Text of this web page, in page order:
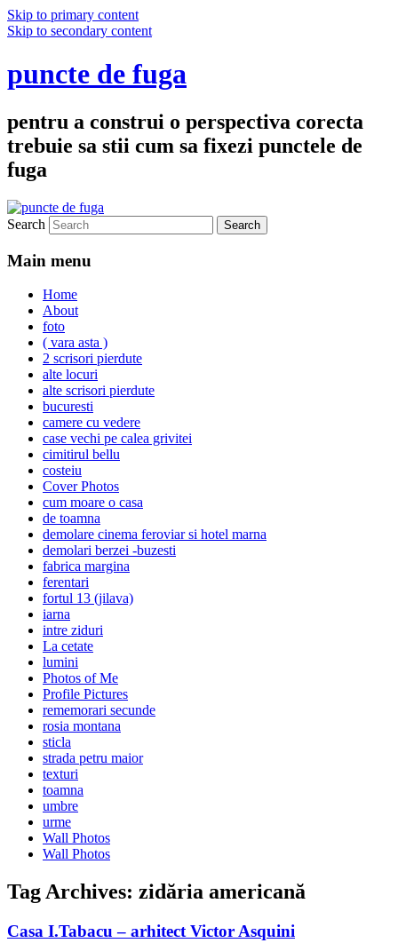
Skip to primary content
Skip to secondary content
puncte de fuga
pentru a construi o perspectiva corecta
trebuie sa stii cum sa fixezi punctele de
fuga
Search
Main menu
Home
About
foto
( vara asta )
2 scrisori pierdute
alte locuri
alte scrisori pierdute
bucuresti
camere cu vedere
case vechi pe calea grivitei
cimitirul bellu
costeiu
Cover Photos
cum moare o casa
de toamna
demolare cinema feroviar si hotel marna
demolari berzei -buzesti
fabrica margina
ferentari
fortul 13 (jilava)
iarna
intre ziduri
La cetate
lumini
Photos of Me
Profile Pictures
rememorari secunde
rosia montana
sticla
strada petru maior
texturi
toamna
umbre
urme
Wall Photos
Wall Photos
Tag Archives: zidăria americană
Casa I.Tabacu – arhitect Victor Asquini